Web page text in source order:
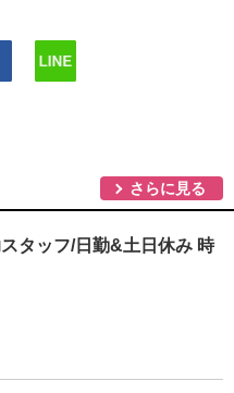
さらに見る
タッフ/日勤&土日休み 時